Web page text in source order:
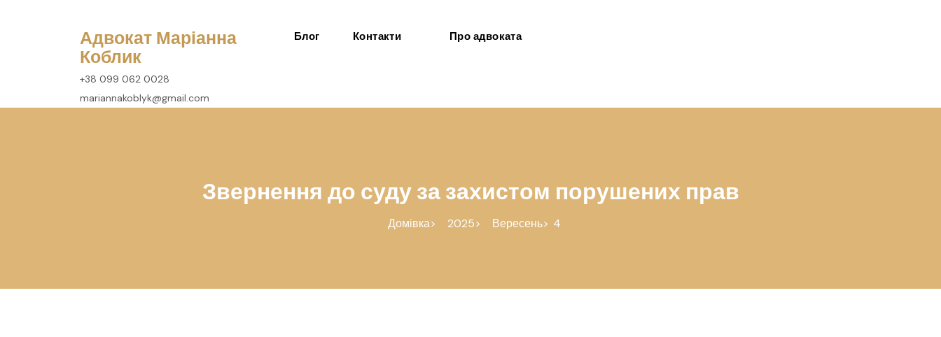
Адвокат Маріанна
Коблик
+38 099 062 0028
mariannakoblyk@gmail.com
Блог Контакти Про адвоката
Звернення до суду за захистом порушених прав
Домівка 2025 Вересень 4